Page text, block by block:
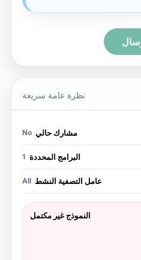
نظرة عامة سريعة
مشارك حالي No
البرامج المحددة 1
عامل التصفية النشط All
النموذج غير مكتمل